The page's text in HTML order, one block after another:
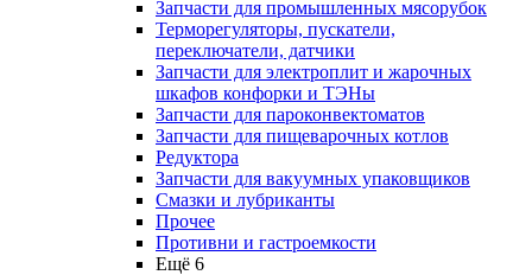
Запчасти для промышленных мясорубок
Терморегуляторы, пускатели,
переключатели, датчики
Запчасти для электроплит и жарочных
шкафов конфорки и ТЭНы
Запчасти для пароконвектоматов
Запчасти для пищеварочных котлов
Редуктора
Запчасти для вакуумных упаковщиков
Смазки и лубриканты
Прочее
Противни и гастроемкости
Ещё 6